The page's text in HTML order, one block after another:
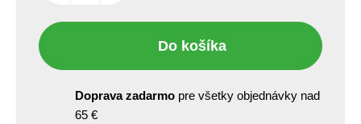
Do košíka
Doprava zadarmo pre všetky objednávky nad
65 €